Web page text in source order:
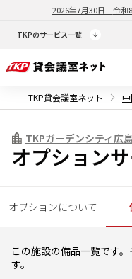
2026年7月30日 令和
TKPのサービス一覧
TKP貸会議室ネット
TKPガーデンシティ広
オプション
オプションについて
この施設の備品一覧です。
す。